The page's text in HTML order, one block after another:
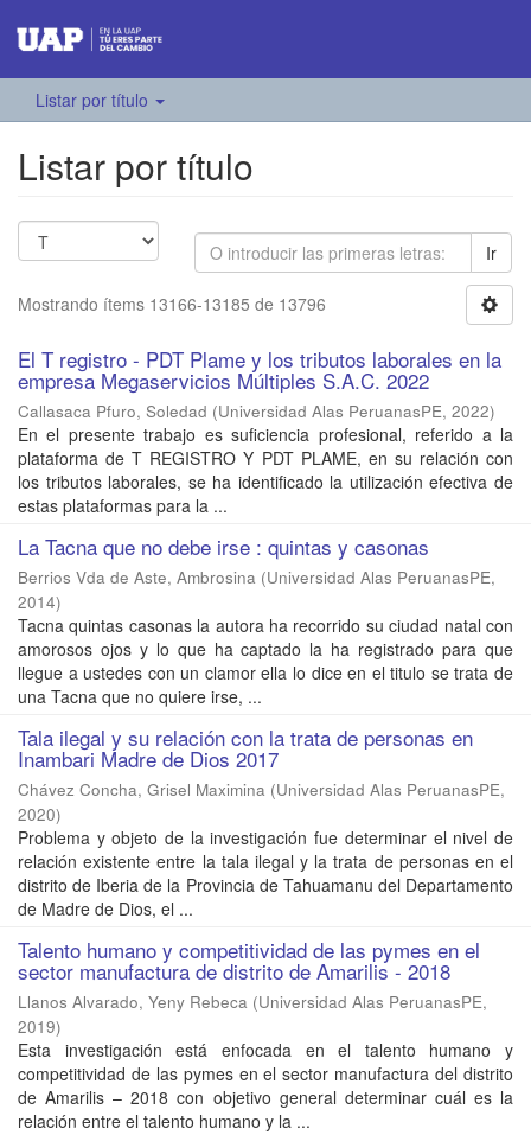
Listar por título
Listar por título
Ir
Mostrando ítems 13166-13185 de 13796
El T registro - PDT Plame y los tributos laborales en la
empresa Megaservicios Múltiples S.A.C. 2022
Callasaca Pfuro, Soledad (Universidad Alas PeruanasPE, 2022)
En el presente trabajo es suficiencia profesional, referido a la
plataforma de T REGISTRO Y PDT PLAME, en su relación con
los tributos laborales, se ha identificado la utilización efectiva de
estas plataformas para la ...
La Tacna que no debe irse : quintas y casonas
Berrios Vda de Aste, Ambrosina (Universidad Alas PeruanasPE,
2014)
Tacna quintas casonas la autora ha recorrido su ciudad natal con
amorosos ojos y lo que ha captado la ha registrado para que
llegue a ustedes con un clamor ella lo dice en el titulo se trata de
una Tacna que no quiere irse, ...
Tala ilegal y su relación con la trata de personas en
Inambari Madre de Dios 2017
Chávez Concha, Grisel Maximina (Universidad Alas PeruanasPE,
2020)
Problema y objeto de la investigación fue determinar el nivel de
relación existente entre la tala ilegal y la trata de personas en el
distrito de Iberia de la Provincia de Tahuamanu del Departamento
de Madre de Dios, el ...
Talento humano y competitividad de las pymes en el
sector manufactura de distrito de Amarilis - 2018
Llanos Alvarado, Yeny Rebeca (Universidad Alas PeruanasPE,
2019)
Esta investigación está enfocada en el talento humano y
competitividad de las pymes en el sector manufactura del distrito
de Amarilis – 2018 con objetivo general determinar cuál es la
relación entre el talento humano y la ...